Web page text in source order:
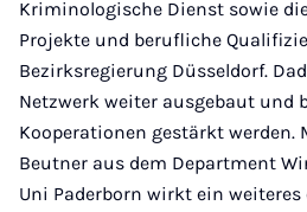
Kriminologische Dienst sowie
Projekte und berufliche
Bezirksregierung Düsseldorf.
Netzwerk weiter ausgebaut und
Kooperationen gestärkt werden.
Beutner aus dem Department
Uni Paderborn wirkt ein